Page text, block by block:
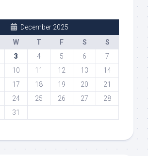
December 2025
W T F S
S
3 4 5 6
7
10 11 12 13
14
17 18 19 20
21
24 25 26 27
28
31